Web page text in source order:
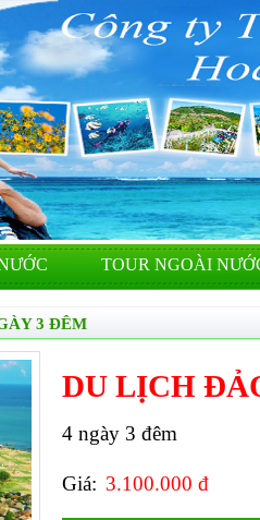
TOUR NGOÀI
3 ĐÊM
DU LỊCH
4 ngày 3 đêm
Giá: 3.100.000 đ